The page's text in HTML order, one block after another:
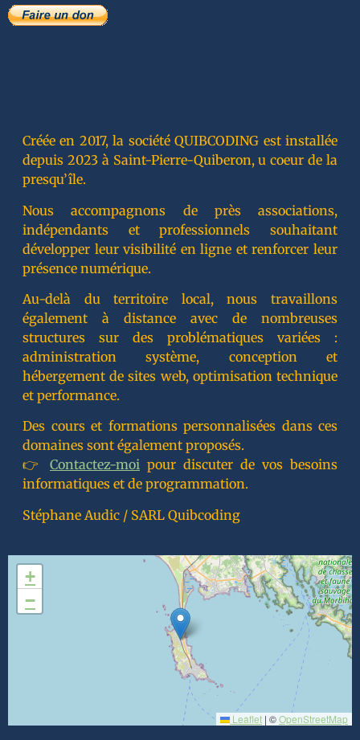
Créée en 2017, la société QUIBCODING est installée
depuis 2023 à Saint-Pierre-Quiberon, u coeur de la
presqu’île.
Nous accompagnons de près associations,
indépendants et professionnels souhaitant
développer leur visibilité en ligne et renforcer leur
présence numérique.
Au-delà du territoire local, nous travaillons
également à distance avec de nombreuses
structures sur des problématiques variées :
administration système, conception et
hébergement de sites web, optimisation technique
et performance.
Des cours et formations personnalisées dans ces
domaines sont également proposés.
👉 Contactez-moi pour discuter de vos besoins
informatiques et de programmation.
Stéphane Audic / SARL Quibcoding
+
−
Leaflet | ©OpenStreetMap